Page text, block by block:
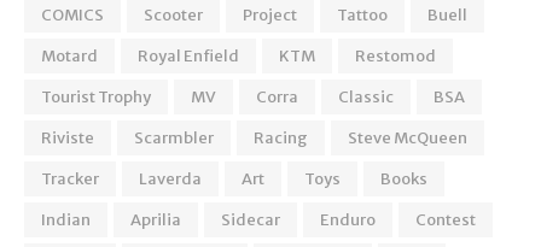
COMICS
Scooter Project Tattoo
Buell
Motard
Royal Enfield KTM
Restomod
Tourist Trophy
MV Corra Classic
BSA
Riviste
Scarmbler Racing
Steve McQueen
Tracker
Laverda Art Toys
Books
Indian
Aprilia Sidecar Enduro
Contest